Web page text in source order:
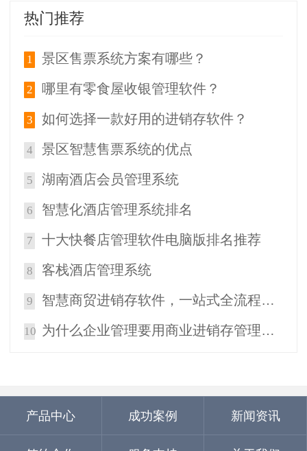
热门推荐
1 景区售票系统方案有哪些？
2 哪里有零食屋收银管理软件？
3 如何选择一款好用的进销存软件？
4 景区智慧售票系统的优点
5 湖南酒店会员管理系统
6 智慧化酒店管理系统排名
7 十大快餐店管理软件电脑版排名推荐
8 客栈酒店管理系统
9 智慧商贸进销存软件，一站式全流程管理软件
10 为什么企业管理要用商业进销存管理系统？
产品中心 成功案例 新闻资讯